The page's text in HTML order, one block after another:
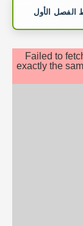
الفصل الأول
Failed to
exactly the